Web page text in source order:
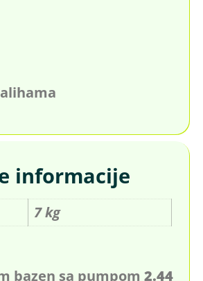
informacije
7 kg
bazen sa pumpom 2.44